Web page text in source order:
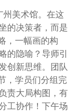
州美术馆。在这
的决策者，而是
，一幅画的构
的隐喻？导师引
创新思维。团队
，学员们分组完
责大局构图，有
工协作！ 下午场